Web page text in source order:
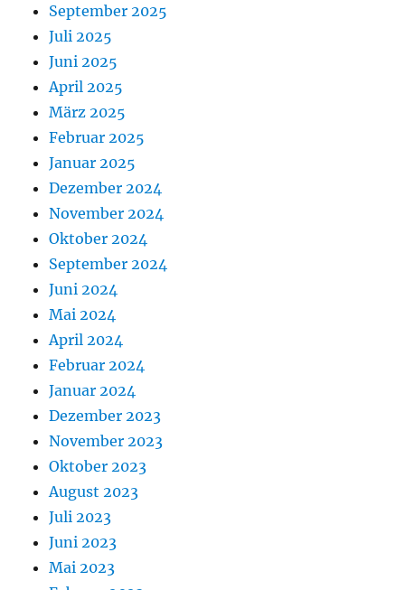
September 2025
Juli 2025
Juni 2025
April 2025
März 2025
Februar 2025
Januar 2025
Dezember 2024
November 2024
Oktober 2024
September 2024
Juni 2024
Mai 2024
April 2024
Februar 2024
Januar 2024
Dezember 2023
November 2023
Oktober 2023
August 2023
Juli 2023
Juni 2023
Mai 2023